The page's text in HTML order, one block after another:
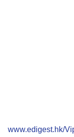
www.edigest.hk/